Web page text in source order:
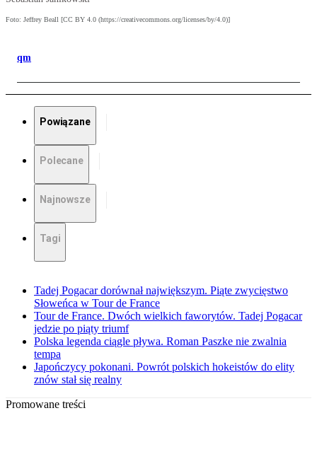
Foto: Jeffrey Beall [CC BY 4.0 (https://creativecommons.org/licenses/by/4.0)]
qm
Powiązane
Polecane
Najnowsze
Tagi
Tadej Pogacar dorównał największym. Piąte zwycięstwo
Słoweńca w Tour de France
Tour de France. Dwóch wielkich faworytów. Tadej Pogacar
jedzie po piąty triumf
Polska legenda ciągle pływa. Roman Paszke nie zwalnia
tempa
Japończycy pokonani. Powrót polskich hokeistów do elity
znów stał się realny
Promowane treści